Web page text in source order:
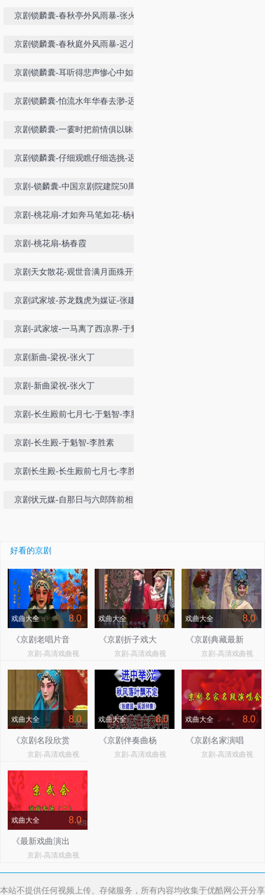
京剧锁麟囊-春秋亭外风雨暴-张火丁
京剧锁麟囊-春秋庭外风雨暴-迟小秋
京剧锁麟囊-耳听得悲声惨心中如捣-
京剧锁麟囊-怕流水年华春去渺-迟小
京剧锁麟囊-一霎时把前情俱以昧尽-
京剧锁麟囊-仔细观瞧仔细选挑-迟小
京剧-锁麟囊-中国京剧院建院50周年
京剧-桃花扇-才如奔马笔如花-杨春
京剧-桃花扇-杨春霞
京剧天女散花-观世音满月面殊开妙
京剧武家坡-苏龙魏虎为媒证-张建
京剧-武家坡-一马离了西凉界-于魁
京剧新曲-梁祝-张火丁
京剧-新曲梁祝-张火丁
京剧-长生殿前七月七-于魁智-李胜
京剧-长生殿-于魁智-李胜素
京剧长生殿-长生殿前七月七-李胜
京剧状元媒-自那日与六郎阵前相见-
好看的京剧
戏曲大全 8.0
《京剧老唱片音
配像选段》
京剧-高清戏曲视
频
戏曲大全 8.0
《京剧折子戏大
全》
京剧-高清戏曲视
频
戏曲大全 8.0
《京剧典藏最新
京剧录音》
京剧-高清戏曲视
频
戏曲大全 8.0
《京剧名段欣赏
艺术家绝唱珍
京剧-高清戏曲视
频
戏曲大全 8.0
《京剧伴奏曲杨
派伴奏》
京剧-高清戏曲视
戏曲大全 8.0
《京剧名家演唱
长篇选段表演》
京剧-高清戏曲视
戏曲大全 8.0
《最新戏曲演出
合辑》
京剧-高清戏曲视
频
本站不提供任何视频上传、存储服务，所有内容均收集于优酷网公开分享